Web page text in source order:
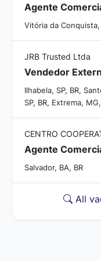
Vitória da Conquista,
JRB Trusted Ltda
Ilhabela, SP, BR,
SP, BR, Extrema,
CENTRO
Salvador, BA, BR
All